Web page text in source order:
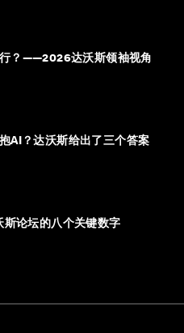
？——2026达沃斯领袖视角
AI？达沃斯给出了三个答案
论坛的八个关键数字